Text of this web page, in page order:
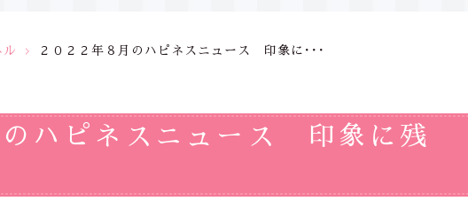
ル > ２０２２年８月のハピネスニュース 印象に･･･
のハピネスニュース 印象に残